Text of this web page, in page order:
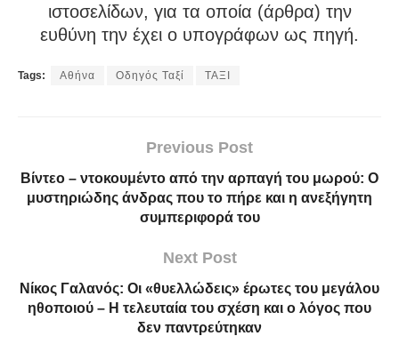
ιστοσελίδων, για τα οποία (άρθρα) την
ευθύνη την έχει ο υπογράφων ως πηγή.
Tags: Αθήνα Οδηγός Ταξί ΤΑΞΙ
Previous Post
Βίντεο – ντοκουμέντο από την αρπαγή του μωρού: Ο
μυστηριώδης άνδρας που το πήρε και η ανεξήγητη
συμπεριφορά του
Next Post
Νίκος Γαλανός: Οι «θυελλώδεις» έρωτες του μεγάλου
ηθοποιού – Η τελευταία του σχέση και ο λόγος που
δεν παντρεύτηκαν